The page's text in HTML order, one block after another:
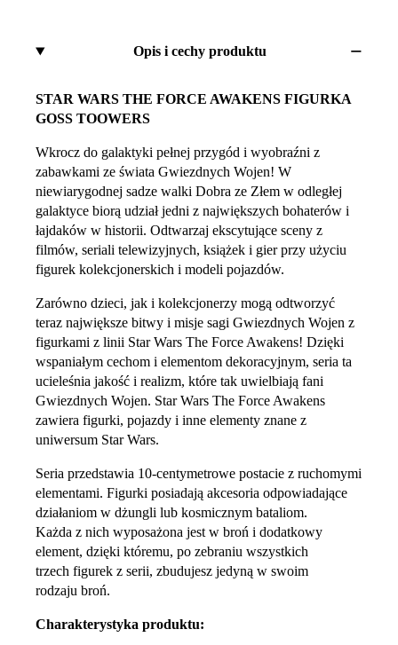
Opis i cechy produktu
STAR WARS THE FORCE AWAKENS FIGURKA
GOSS TOOWERS
Wkrocz do galaktyki pełnej przygód i wyobraźni z
zabawkami ze świata Gwiezdnych Wojen! W
niewiarygodnej sadze walki Dobra ze Złem w odległej
galaktyce biorą udział jedni z największych bohaterów i
łajdaków w historii. Odtwarzaj ekscytujące sceny z
filmów, seriali telewizyjnych, książek i gier przy użyciu
figurek kolekcjonerskich i modeli pojazdów.
Zarówno dzieci, jak i kolekcjonerzy mogą odtworzyć
teraz największe bitwy i misje sagi Gwiezdnych Wojen z
figurkami z linii Star Wars The Force Awakens! Dzięki
wspaniałym cechom i elementom dekoracyjnym, seria ta
ucieleśnia jakość i realizm, które tak uwielbiają fani
Gwiezdnych Wojen. Star Wars The Force Awakens
zawiera figurki, pojazdy i inne elementy znane z
uniwersum Star Wars.
Seria przedstawia 10-centymetrowe postacie z ruchomymi
elementami. Figurki posiadają akcesoria odpowiadające
działaniom w dżungli lub kosmicznym bataliom.
Każda z nich wyposażona jest w broń i dodatkowy
element, dzięki któremu, po zebraniu wszystkich
trzech figurek z serii, zbudujesz jedyną w swoim
rodzaju broń.
Charakterystyka produktu: